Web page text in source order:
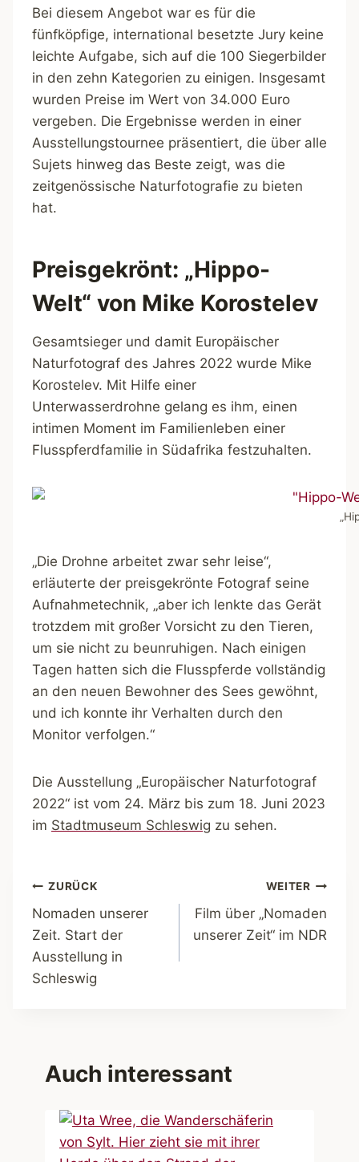
Bei diesem Angebot war es für die
fünfköpfige, international besetzte Jury keine
leichte Aufgabe, sich auf die 100 Siegerbilder
in den zehn Kategorien zu einigen. Insgesamt
wurden Preise im Wert von 34.000 Euro
vergeben. Die Ergebnisse werden in einer
Ausstellungstournee präsentiert, die über alle
Sujets hinweg das Beste zeigt, was die
zeitgenössische Naturfotografie zu bieten
hat.
Preisgekrönt: „Hippo-
Welt“ von Mike Korostelev
Gesamtsieger und damit Europäischer
Naturfotograf des Jahres 2022 wurde Mike
Korostelev. Mit Hilfe einer
Unterwasserdrohne gelang es ihm, einen
intimen Moment im Familienleben einer
Flusspferdfamilie in Südafrika festzuhalten.
„Die Drohne arbeitet zwar sehr leise“,
erläuterte der preisgekrönte Fotograf seine
Aufnahmetechnik, „aber ich lenkte das Gerät
trotzdem mit großer Vorsicht zu den Tieren,
um sie nicht zu beunruhigen. Nach einigen
Tagen hatten sich die Flusspferde vollständig
an den neuen Bewohner des Sees gewöhnt,
und ich konnte ihr Verhalten durch den
Monitor verfolgen.“
Die Ausstellung „Europäischer Naturfotograf
2022“ ist vom 24. März bis zum 18. Juni 2023
im Stadtmuseum Schleswig zu sehen.
Beitragsnavigation
ZURÜCK
Nomaden unserer
Zeit. Start der
Ausstellung in
Schleswig
WEITER
Film über „Nomaden
unserer Zeit“ im NDR
Auch interessant